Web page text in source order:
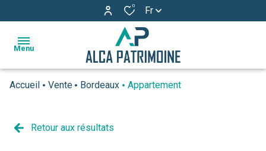
0 Fr
Menu
ventes
Accueil Vente Bordeaux Appartement
Retour aux résultats